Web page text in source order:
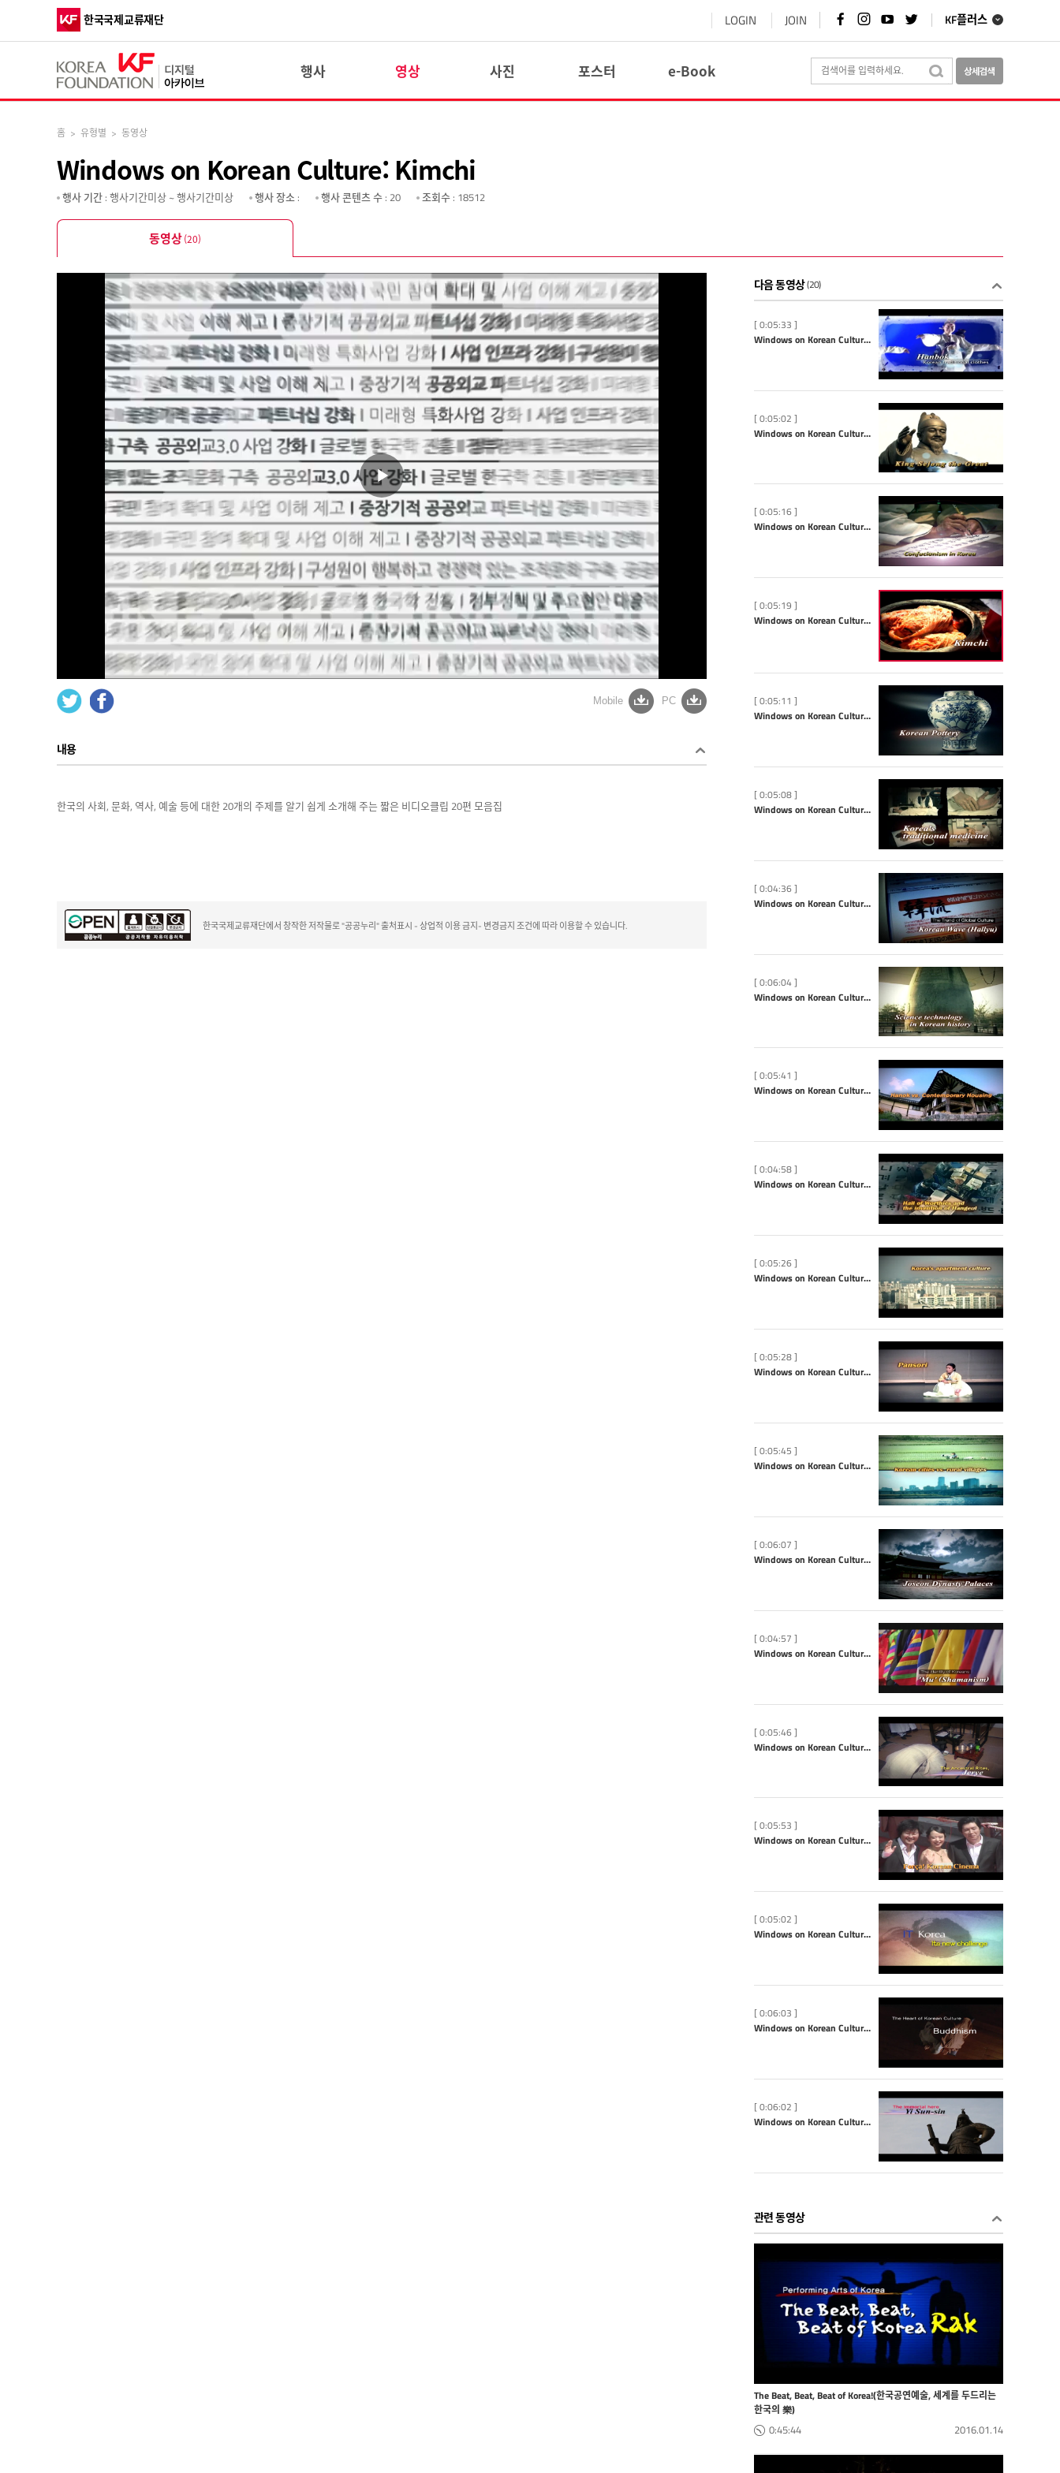
한국국제교류재단 LOGIN JOIN 페
이
스
북
바
로
가
인
스
타
그
램
바
로
유
튜
브
바
로
가
기
터
바
로
가
기
KF플러스
행사 영상 사진 포스터 e-Book
홈 > 유형별 > 동영상
Windows on Korean Culture: Kimchi
행사 기간 : 행사기간미상 ~ 행사기간미상 행사 장소 : 행사 콘텐츠 수 : 20 조회수 : 18512
동영상(20)
Play
Video
Mobile PC
내용
한국의 사회, 문화, 역사, 예술 등에 대한 20개의 주제를 알기 쉽게 소개해 주는 짧은 비디오클립 20편 모음집
한국국제교류재단에서 창작한 저작물로 "공공누리" 출처표시 - 상업적 이용 금지- 변경금지 조건에 따라 이용할 수 있습니다.
다음 동영상(20)
[ 0:05:33 ]
Windows on Korean Culture: Hanbok
[ 0:05:02 ]
Windows on Korean Culture: King Sejong the Great
[ 0:05:16 ]
Windows on Korean Culture: Confucianism
[ 0:05:19 ]
Windows on Korean Culture: Kimchi
[ 0:05:11 ]
Windows on Korean Culture: Korean Pottery
[ 0:05:08 ]
Windows on Korean Culture: Korea’s Traditional Medicine
[ 0:04:36 ]
Windows on Korean Culture: Hallyu (Korean Wave)
[ 0:06:04 ]
Windows on Korean Culture: Science Technology in Korean History
[ 0:05:41 ]
Windows on Korean Culture: Hanok vs. Contemporary Housing
[ 0:04:58 ]
Windows on Korean Culture: Hall of Worthies and the Invention of Hangeul
[ 0:05:26 ]
Windows on Korean Culture: Korea’s Apartment Culture
[ 0:05:28 ]
Windows on Korean Culture: Pansori
[ 0:05:45 ]
Windows on Korean Culture: Korean Cities vs. Rural Villages
[ 0:06:07 ]
Windows on Korean Culture: Joseon Dynasty Palaces
[ 0:04:57 ]
Windows on Korean Culture: Shamanism
[ 0:05:46 ]
Windows on Korean Culture: Jerye
[ 0:05:53 ]
Windows on Korean Culture: Korean Cinema
[ 0:05:02 ]
Windows on Korean Culture: IT Korea
[ 0:06:03 ]
Windows on Korean Culture: Buddhism
[ 0:06:02 ]
Windows on Korean Culture: Yi Sun-sin
관련 동영상
The Beat, Beat, Beat of Korea!(한국공연예술, 세계를 두드리는
한국의 樂)
0:45:44 2016.01.14